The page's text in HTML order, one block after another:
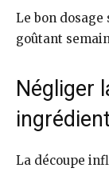
Le bon dosage
goûtant
Négliger
La découpe